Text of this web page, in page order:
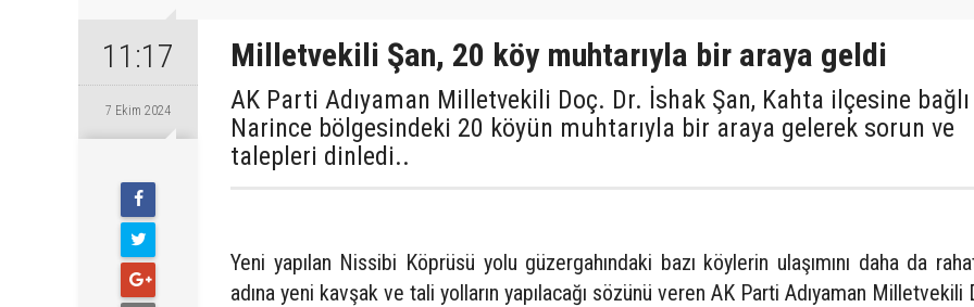
11:17
7 Ekim 2024
Milletvekili Şan, 20 köy muhtarıyla bir araya geldi
AK Parti Adıyaman Milletvekili Doç. Dr. İshak Şan, Kahta ilçesine bağlı
Narince bölgesindeki 20 köyün muhtarıyla bir araya gelerek sorun ve
talepleri dinledi..
Yeni yapılan Nissibi Köprüsü yolu güzergahındaki bazı köylerin ulaşımını daha da
adına yeni kavşak ve tali yolların yapılacağı sözünü veren AK Parti Adıyaman Milletvekili